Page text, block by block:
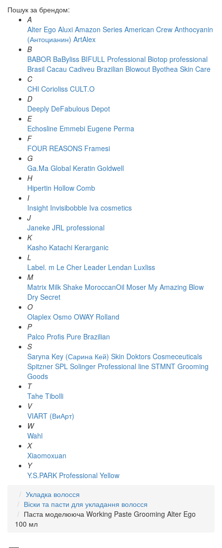
Пошук за брендом:
A
Alter Ego Aluxi Amazon Series American Crew Anthocyanin
(Антоцианин) ArtAlex
B
BABOR BaByliss BIFULL Professional Biotop professional
Brasil Cacau Сadiveu Brazilian Blowout Byothea Skin Care
C
CHI Corioliss CULT.O
D
Deeply DeFabulous Depot
E
Echosline Emmebi Eugene Perma
F
FOUR REASONS Framesi
G
Ga.Ma Global Keratin Goldwell
H
Hipertin Hollow Comb
I
Insight Invisibobble Iva cosmetics
J
Janeke JRL professional
K
Kasho Katachi Kerarganic
L
Label. m Le Cher Leader Lendan Luxliss
M
Matrix Milk Shake MoroccanOil Moser My Amazing Blow
Dry Secret
O
Olaplex Osmo OWAY Rolland
P
Palco Profis Pure Brazilian
S
Saryna Key (Сарина Кей) Skin Doktors Cosmeceuticals
Spitzner SPL Solinger Professional line STMNT Grooming
Goods
T
Tahe Tibolli
V
VIART (ВиАрт)
W
Wahl
X
Xiaomoxuan
Y
Y.S.PARK Professional Yellow
Укладка волосся
Віски та пасти для укладання волосся
Паста моделююча Working Paste Grooming Alter Ego
100 мл